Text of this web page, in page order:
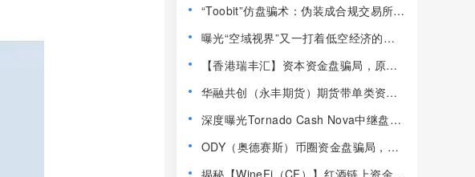
远离！
“Toobit”仿盘骗术：伪装成合规交易所，
骗局！
曝光“空域视界”又一打着低空经济的传
【香港瑞丰汇】资本资金盘骗局，原拓
华融共创（永丰期货）期货带单类资金
人，速度撤离！
深度曝光Tornado Cash Nova中继盘：
局！！！
ODY（奥德赛斯）币圈资金盘骗局，14
揭秘【WineFi（CF）】红酒链上资金盘